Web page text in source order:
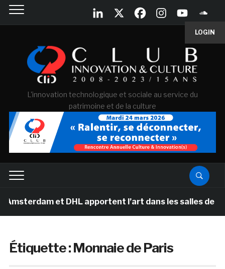
LOGIN
L'innovation technologique et sociale au service du
patrimoine et de la culture
et DHL apportent l’art dans les salles de classe des
Étiquette :Monnaie de Paris